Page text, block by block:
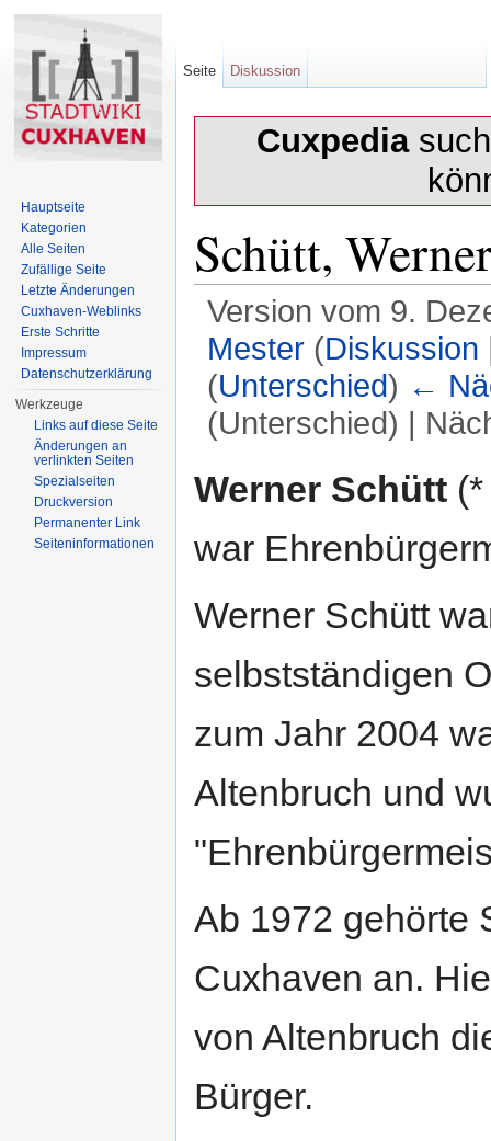
Cuxpedia
Schütt, Werner
Version vom 9.
Mester (Diskussion
(Unterschied) ←
(Unterschied) |
Werner Schütt
war
Werner Schütt
selbstständigen
zum Jahr 2004
Altenbruch und
Ab 1972 gehörte
Cuxhaven an.
von Altenbruch
Bürger.
Seite Diskussion
Hauptseite
Kategorien
Alle Seiten
Zufällige Seite
Letzte Änderungen
Cuxhaven-Weblinks
Erste Schritte
Impressum
Datenschutzerklärung
Werkzeuge
Links auf diese Seite
Änderungen an
verlinkten Seiten
Spezialseiten
Druckversion
Permanenter Link
Seiten­informationen